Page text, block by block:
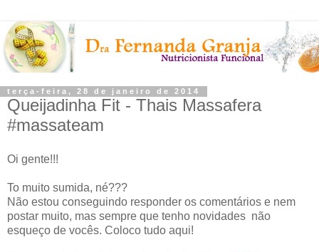
terça-feira, 28 de janeiro de 2014
Queijadinha Fit - Thais Massafera
#massateam
Oi gente!!!
To muito sumida, né???
Não estou conseguindo responder os comentários e nem
postar muito, mas sempre que tenho novidades não
esqueço de vocês. Coloco tudo aqui!